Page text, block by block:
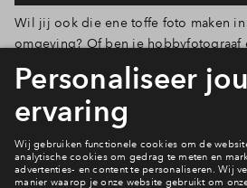
Wil jij ook die ene toffe foto maken
omgeving? Of ben je hobbyfotograaf
unieke plek plaatjes schieten? Op 17
wij nog eens onze deuren open voor
wil maken in een unieke setting. Je
tussen 11.00 en 16.00 uur. Zet jezelf
facebookpagina, dan weten wij dat je